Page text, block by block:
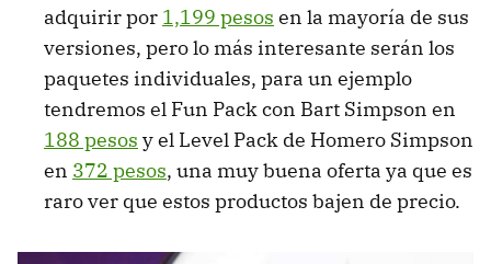
adquirir por 1,199 pesos en la mayoría de sus
versiones, pero lo más interesante serán los
paquetes individuales, para un ejemplo
tendremos el Fun Pack con Bart Simpson en
188 pesos y el Level Pack de Homero Simpson
en 372 pesos, una muy buena oferta ya que es
raro ver que estos productos bajen de precio.